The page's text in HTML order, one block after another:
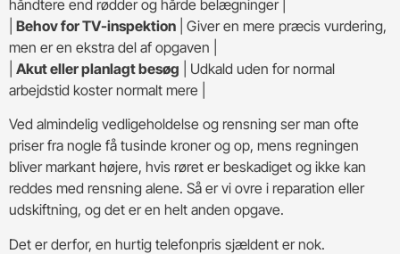
håndtere end rødder og hårde belægninger |
Behov for TV-inspektion | Giver en mere præcis vurdering,
men er en ekstra del af opgaven |
Akut eller planlagt besøg | Udkald uden for normal
arbejdstid koster normalt mere |
Ved almindelig vedligeholdelse og rensning ser man ofte
priser fra nogle få tusinde kroner og op, mens regningen
bliver markant højere, hvis røret er beskadiget og ikke kan
reddes med rensning alene. Så er vi ovre i reparation eller
udskiftning, og det er en helt anden opgave.
Det er derfor, en hurtig telefonpris sjældent er nok.